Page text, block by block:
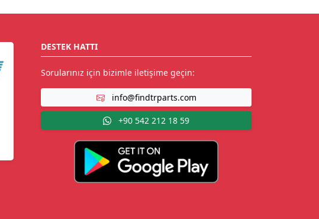
DESTEK HATTI
Sorularınız için bizimle iletişime geçin:
info@findtrparts.com
+90 542 212 18 59